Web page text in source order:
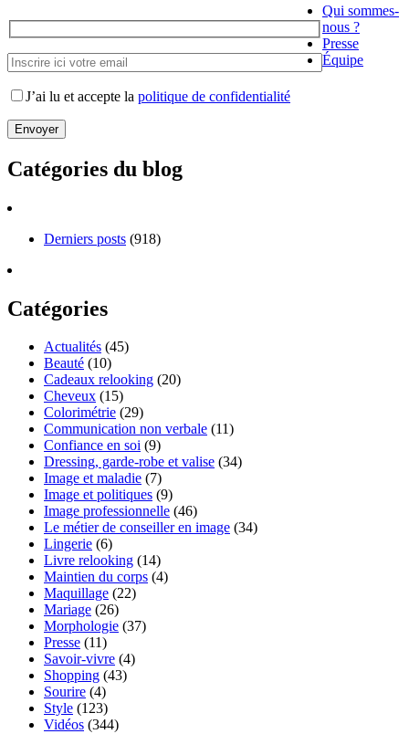
J’ai lu et accepte la politique de confidentialité
Catégories du blog
Derniers posts (918)
Catégories
Actualités (45)
Beauté (10)
Cadeaux relooking (20)
Cheveux (15)
Colorimétrie (29)
Communication non verbale (11)
Confiance en soi (9)
Dressing, garde-robe et valise (34)
Image et maladie (7)
Image et politiques (9)
Image professionnelle (46)
Le métier de conseiller en image (34)
Lingerie (6)
Livre relooking (14)
Maintien du corps (4)
Maquillage (22)
Mariage (26)
Morphologie (37)
Presse (11)
Savoir-vivre (4)
Shopping (43)
Sourire (4)
Style (123)
Vidéos (344)
Qui sommes-
nous ?
Presse
Équipe